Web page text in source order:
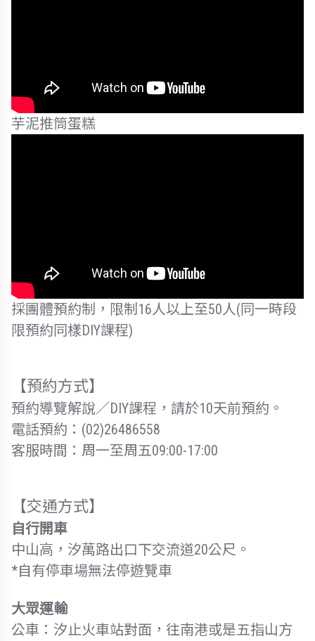
芋泥推筒蛋糕
採團體預約制，限制16人以上至50人(同一時段
限預約同樣DIY課程)
【預約方式】
預約導覽解說／DIY課程，請於10天前預約。
電話預約：(02)26486558
客服時間：周一至周五09:00-17:00
【交通方式】
自行開車
中山高，汐萬路出口下交流道20公尺。
*自有停車場無法停遊覽車
大眾運輸
公車：汐止火車站對面，往南港或是五指山方